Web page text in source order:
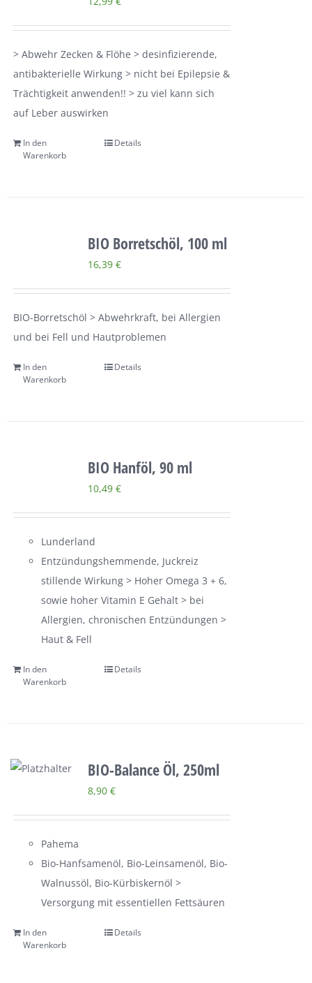
Terminkalender
Kontakt & Anfahrt
Öffnungszeiten
> Abwehr Zecken & Flöhe > desinfizierende,
antibakterielle Wirkung > nicht bei Epilepsie &
Trächtigkeit anwenden!! > zu viel kann sich
auf Leber auswirken
In den
Warenkorb
Details
BIO Borretschöl, 100 ml
16,39 €
BIO-Borretschöl > Abwehrkraft, bei Allergien
und bei Fell und Hautproblemen
In den
Warenkorb
Details
BIO Hanföl, 90 ml
10,49 €
Lunderland
Entzündungshemmende, Juckreiz
stillende Wirkung > Hoher Omega 3 + 6,
sowie hoher Vitamin E Gehalt > bei
Allergien, chronischen Entzündungen >
Haut & Fell
In den
Warenkorb
Details
BIO-Balance Öl, 250ml
8,90 €
Pahema
Bio-Hanfsamenöl, Bio-Leinsamenöl, Bio-
Walnussöl, Bio-Kürbiskernöl >
Versorgung mit essentiellen Fettsäuren
In den
Warenkorb
Details